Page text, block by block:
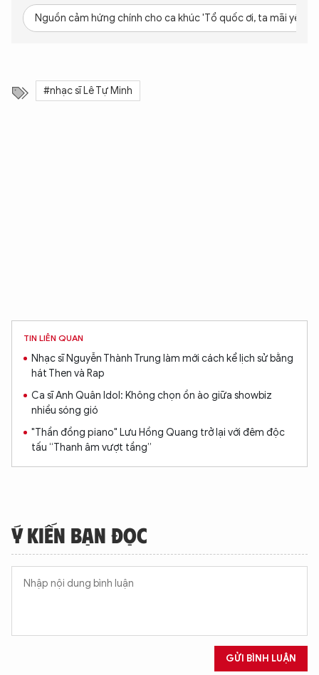
Nguồn cảm hứng chính cho ca khúc 'Tổ quốc ơi, ta mãi yêu
#nhạc sĩ Lê Tự Minh
TIN LIÊN QUAN
Nhạc sĩ Nguyễn Thành Trung làm mới cách kể lịch sử bằng
hát Then và Rap
Ca sĩ Anh Quân Idol: Không chọn ồn ào giữa showbiz
nhiều sóng gió
"Thần đồng piano" Lưu Hồng Quang trở lại với đêm độc
tấu “Thanh âm vượt tầng”
Ý KIẾN BẠN ĐỌC
GỬI BÌNH LUẬN